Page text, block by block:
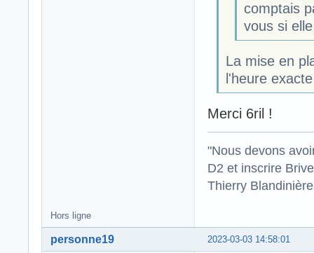
comptais
vous si
La mise en
l'heure
Merci 6ril !
"Nous devons
D2 et inscrire
Thierry
Hors ligne
2023-03-03 14:58:01
personne19